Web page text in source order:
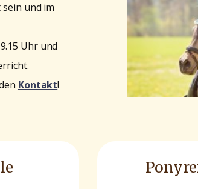
und im
Uhr und
Kontakt!